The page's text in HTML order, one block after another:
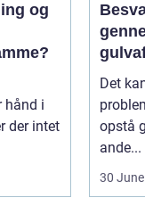
og
hånd i
der intet
Det
opstå
ande...
30